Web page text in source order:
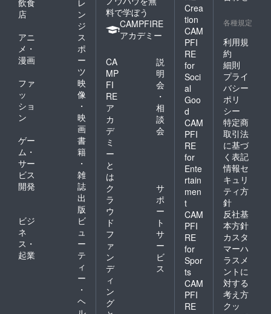
飲食
店
レ
ン
ジ
アニ
メ・
漫画
ス
ポ
ー
ツ
ファ
ッ
ショ
ン
映
像
・
映
画
ゲー
ム・
サー
ビス
開発
書
籍
・
雑
誌
出
版
ビジ
ネ
ス・
起業
ビ
ュ
ー
テ
ィ
ー
・
ヘ
料で学ぼう
CAMPFIRE
アカデミー
CA
MP
FI
RE
ア
カ
デ
ミ
ー
と
は
説
明
会
・
相
談
会
ク
ラ
ウ
ド
フ
ァ
ン
デ
ィ
ン
グ
サ
ポ
ー
ト
サ
ー
ビ
ス
Crea
tion
CAM
PFI
RE
for
Soci
al
Goo
d
CAM
PFI
RE
for
Ente
rtain
men
t
CAM
PFI
RE
for
Spor
ts
CAM
PFI
RE
各種規定
利用規
約
細則
プライ
バシー
ポリ
シー
特定商
取引法
に基づ
く表記
情報セ
キュリ
ティ方
針
反社基
本方針
カスタ
マーハ
ラスメ
ントに
対する
考え方
クッ